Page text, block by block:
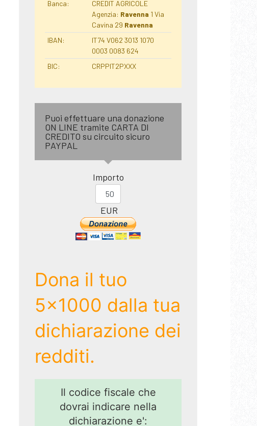
Banca:
CREDIT AGRICOLE
Agenzia: Ravenna 1 Via
Cavina 29 Ravenna
IBAN:
IT74 V062 3013 1070
0003 0083 624
BIC:
CRPPIT2PXXX
Puoi effettuare una donazione
ON LINE tramite CARTA DI
CREDITO su circuito sicuro
PAYPAL
Importo
EUR
Dona il tuo
5x1000 dalla tua
dichiarazione dei
redditi.
Il codice fiscale che
dovrai indicare nella
dichiarazione e':